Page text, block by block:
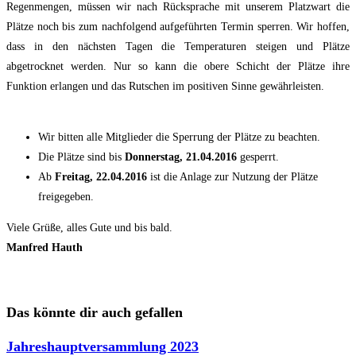
Regenmengen, müssen wir nach Rücksprache mit unserem Platzwart die
Plätze noch bis zum nachfolgend aufgeführten Termin sperren. Wir hoffen,
dass in den nächsten Tagen die Temperaturen steigen und Plätze
abgetrocknet werden. Nur so kann die obere Schicht der Plätze ihre
Funktion erlangen und das Rutschen im positiven Sinne gewährleisten.
Wir bitten alle Mitglieder die Sperrung der Plätze zu beachten.
Die Plätze sind bis Donnerstag, 21.04.2016 gesperrt.
Ab Freitag, 22.04.2016 ist die Anlage zur Nutzung der Plätze
freigegeben.
Viele Grüße, alles Gute und bis bald.
Manfred Hauth
Das könnte dir auch gefallen
Jahreshauptversammlung 2023